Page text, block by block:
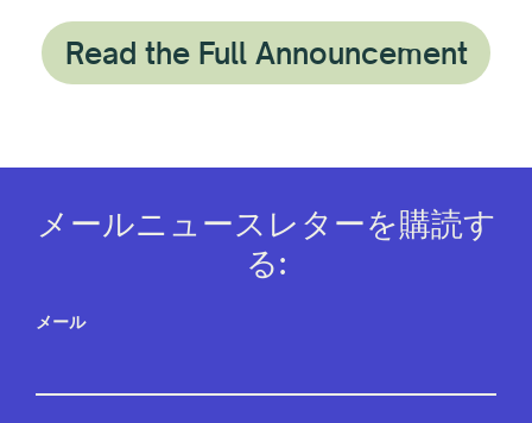
Read the Full Announcement
メールニュースレターを購読す
る:
メール